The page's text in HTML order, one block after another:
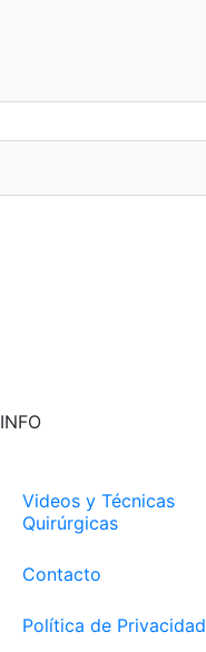
INFO
Videos y Técnicas
Quirúrgicas
Contacto
Política de Privacidad